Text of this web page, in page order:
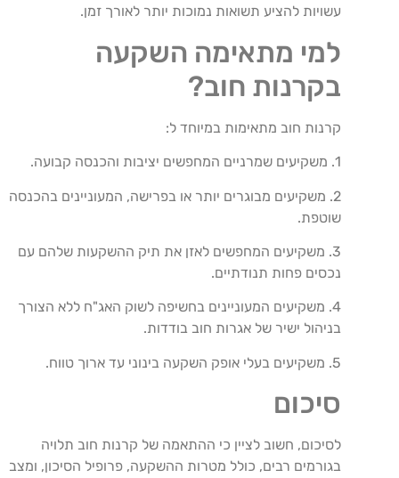
עשויות להציע תשואות נמוכות יותר לאורך זמן.
למי מתאימה השקעה
בקרנות חוב?
קרנות חוב מתאימות במיוחד ל:
1. משקיעים שמרניים המחפשים יציבות והכנסה קבועה.
2. משקיעים מבוגרים יותר או בפרישה, המעוניינים בהכנסה
שוטפת.
3. משקיעים המחפשים לאזן את תיק ההשקעות שלהם עם
נכסים פחות תנודתיים.
4. משקיעים המעוניינים בחשיפה לשוק האג"ח ללא הצורך
בניהול ישיר של אגרות חוב בודדות.
5. משקיעים בעלי אופק השקעה בינוני עד ארוך טווח.
סיכום
לסיכום, חשוב לציין כי ההתאמה של קרנות חוב תלויה
בגורמים רבים, כולל מטרות ההשקעה, פרופיל הסיכון, ומצב